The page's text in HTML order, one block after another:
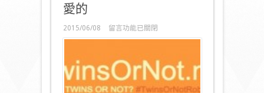
愛的
2015/06/08
在
〈Microsoft
找
親
愛
留言功能已關閉